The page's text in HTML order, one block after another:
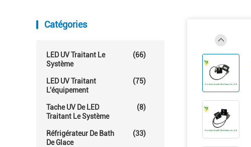
Catégories
LED UV Traitant Le
Système
(66)
LED UV Traitant
L'équipement
(75)
Tache UV De LED
Traitant Le Système
(8)
Réfrigérateur De Bath
De Glace
(33)